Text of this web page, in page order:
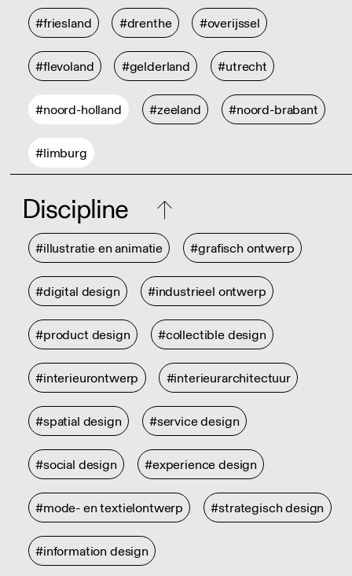
#friesland #drenthe #overijssel
#flevoland #gelderland #utrecht
#noord-holland #zeeland #noord-brabant
#limburg
Discipline
#illustratie en animatie #grafisch ontwerp
#digital design #industrieel ontwerp
#product design #collectible design
#interieurontwerp #interieurarchitectuur
#spatial design #service design
#social design #experience design
#mode- en textielontwerp #strategisch design
#information design